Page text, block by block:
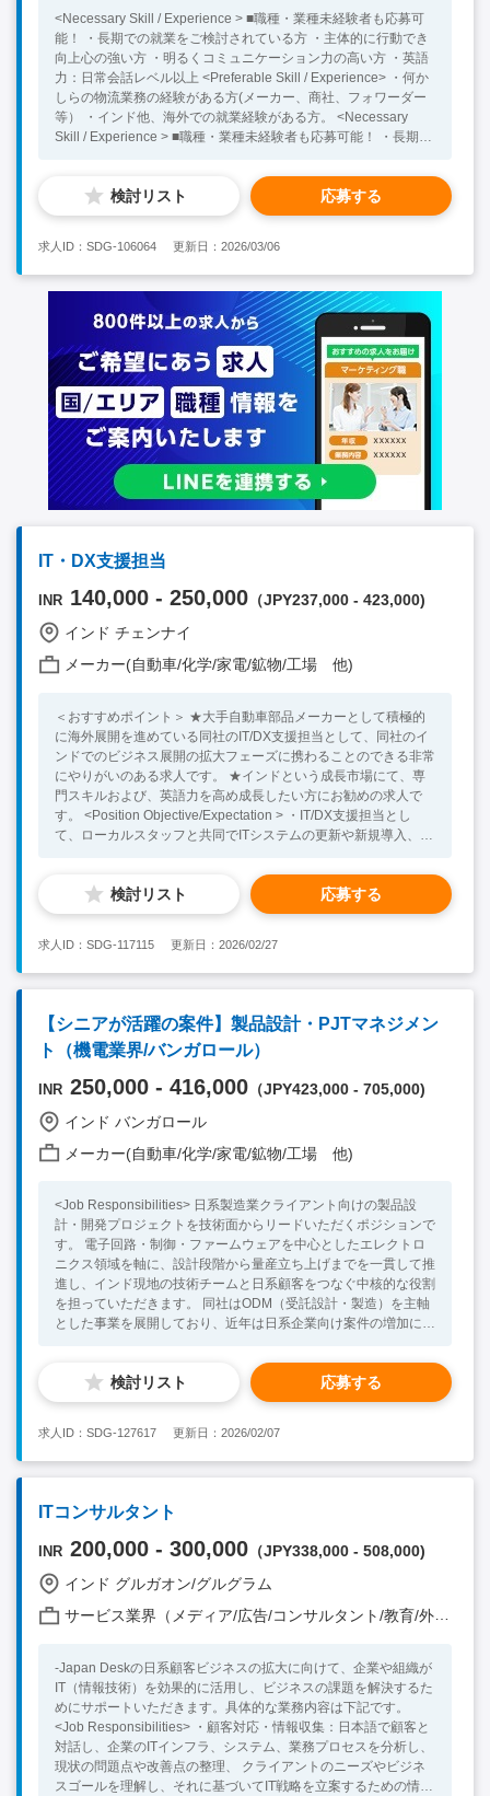
ント（採用・育成、その他チームに関すること全般） ・カルチ
ャー作り ・インド開発チームとの連携 ＜主な技術スタック＞ ・
サーバーサイド ：Node.js, ・フロントエンド ：
React(Next.js), Typescript ・モバイル開発 : Flutter ・ミドル
ウェア/ DB： MySQL, Planetscale, Prisma, Firebase (DBや認証
はサーバーレスサービスやORMを利用想定） ・インフラ,
CI/CD ：Vercel ・ソースコード管理 ：GitHub <Necessary
Skill / Experience > ・Webシステム開発における、設計・実装・
ロダクトの方向性に基づいたアプリケーション全般の短期〜中長
期の技術選定及び設計 <Preferable Skill / Experience> ・0→1の
トアップでの開発経験がある方 ・社内外含め、周りを巻き込み
<Necessary Skill / Experience > ■職種・業種未経験者も応募可
能！ ・長期での就業をご検討されている方 ・主体的に行動でき
向上心の強い方 ・明るくコミュニケーション力の高い方 ・英語
力：日常会話レベル以上 <Preferable Skill / Experience> ・何か
しらの物流業務の経験がある方(メーカー、商社、フォワーダー
等） ・インド他、海外での就業経験がある方。 <Necessary
Skill / Experience > ■職種・業種未経験者も応募可能！ ・長期で
方 ・明るくコミュニケーション力の高い方 ・英語力：日常会話
レベル以上 <Preferable Skill / Experience> ・何かしらの物流業
務の経験がある方(メーカー、商社、フォワーダー等） ・インド
検討リスト 応募する
求人ID：SDG-106064 更新日：2026/03/06
IT・DX支援担当
INR 140,000 - 250,000 （JPY237,000 - 423,000)
インド チェンナイ
メーカー(自動車/化学/家電/鉱物/工場 他)
＜おすすめポイント＞ ★大手自動車部品メーカーとして積極的
に海外展開を進めている同社のIT/DX支援担当として、同社のイ
ンドでのビジネス展開の拡大フェーズに携わることのできる非常
にやりがいのある求人です。 ★インドという成長市場にて、専
門スキルおよび、英語力を高め成長したい方にお勧めの求人で
す。 <Position Objective/Expectation > ・IT/DX支援担当とし
て、ローカルスタッフと共同でITシステムの更新や新規導入、
務内容 ・ITサポート業務：社内システムの運用管理（業務アプ
リケーション、ネットワーク、サーバーなど）、社内からのIT関
連の問い合わせ対応およびトラブルシューティング、社員の
なITツールやシステム導入の提案、検討、実施、デジタル化に向
けた業務プロセスの改善、社内のデジタルトランスフォーメーシ
ョン（DX）の企画・推進、各部署と連携し、業務効率化や生産
性向上を支援 ・プロジェクトマネジメント：DXプロジェクトの
計画・進行管理 外部ベンダーとの調整および契約管理、システ
ム導入や変更に伴うユーザー教育、トレーニング ・IT戦略策
能性の評価 <Necessary Skill / Experience > ・IT業界での業務経
験5年以上 ・日本人社員、インド人社員とともに協力して働ける
コミュニケーション能力の高い方 ・日常会話レベル以上の英語
力 <Preferable Skill / Experience> ・システム開発・導入業務経
検討リスト 応募する
求人ID：SDG-117115 更新日：2026/02/27
【シニアが活躍の案件】製品設計・PJTマネジメン
ト（機電業界/バンガロール）
INR 250,000 - 416,000 （JPY423,000 - 705,000)
インド バンガロール
メーカー(自動車/化学/家電/鉱物/工場 他)
<Job Responsibilities> 日系製造業クライアント向けの製品設
計・開発プロジェクトを技術面からリードいただくポジションで
す。 電子回路・制御・ファームウェアを中心としたエレクトロ
ニクス領域を軸に、設計段階から量産立ち上げまでを一貫して推
進し、インド現地の技術チームと日系顧客をつなぐ中核的な役割
を担っていただきます。 同社はODM（受託設計・製造）を主軸
とした事業を展開しており、近年は日系企業向け案件の増加に伴
イアントの技術窓口としての対応 ・技術的な要件整理、仕様す
り合わせ、課題対応 ・電子回路・制御系を中心とした製品設
計・開発の推進 ・モーター制御、マイクロコントローラー、制
ためのファームウェア設計・構築のレビューおよび技術判断 ・
インド人エンジニアチームとのプロジェクトマネジメント ・ス
ケジュール、品質、コスト管理 ・複数チーム・複数工程を横断
した調整 ・技術資料・設計ドキュメントの確認およびレビュー
（英語／日本語） ・クライアント拠点・自社工場への訪問対応
・インド国内出張：月1回程度 ・案件により日本・海外出張の可
能性あり <Necessary Skill / Experience > ・製品設計・開発に関
わる実務経験（電子・制御・システム系歓迎） ・プロジェクト
ーション能力（インド人エンジニアとの協業） <Preferable Skill
る知見 ・ODM／受託開発ビジネスの経験 ・日系製造業向け案件
対応経験
検討リスト 応募する
求人ID：SDG-127617 更新日：2026/02/07
ITコンサルタント
INR 200,000 - 300,000 （JPY338,000 - 508,000)
インド グルガオン/グルグラム
サービス業界（メディア/広告/コンサルタント/教育/外食/飲食/美容/娯楽/士業 他）
-Japan Deskの日系顧客ビジネスの拡大に向けて、企業や組織が
IT（情報技術）を効果的に活用し、ビジネスの課題を解決するた
めにサポートいただきます。具体的な業務内容は下記です。
<Job Responsibilities> ・顧客対応・情報収集：日本語で顧客と
対話し、企業のITインフラ、システム、業務プロセスを分析し、
現状の問題点や改善点の整理、 クライアントのニーズやビジネ
スゴールを理解し、それに基づいてIT戦略を立案するための情報